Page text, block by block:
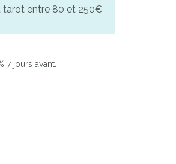
tarot entre 80 et 250€
7 jours avant.